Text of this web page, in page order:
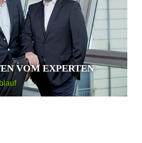
VOM EXPERTEN